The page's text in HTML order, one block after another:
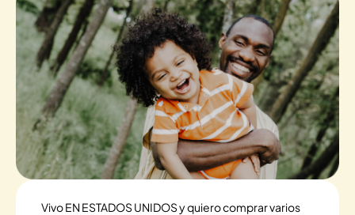
Vivo EN ESTADOS UNIDOS y quiero comprar varios